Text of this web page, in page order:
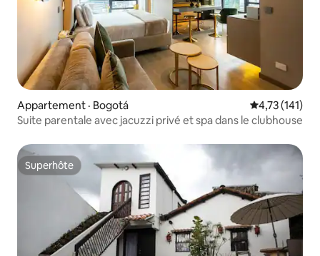
Appartement · Bogotá Note
4,73 (141)
Suite parentale avec jacuzzi privé et spa dans le clubhouse
Superhôte
Superhôte